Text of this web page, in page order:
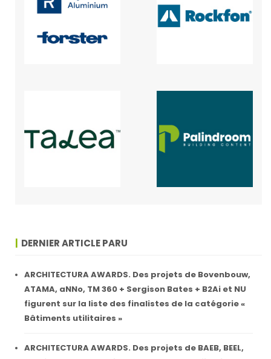
DERNIER ARTICLE PARU
ARCHITECTURA AWARDS. Des projets de Bovenbouw,
ATAMA, aNNo, TM 360 + Sergison Bates + B2Ai et NU
figurent sur la liste des finalistes de la catégorie «
Bâtiments utilitaires »
ARCHITECTURA AWARDS. Des projets de BAEB, BEEL,